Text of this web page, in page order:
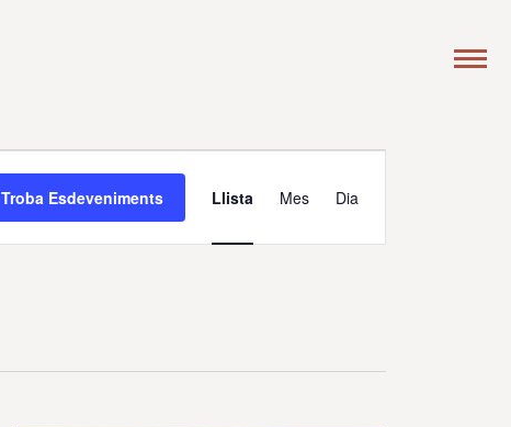
Troba Esdeveniments
de
visualitzacions
Llista Mes Dia